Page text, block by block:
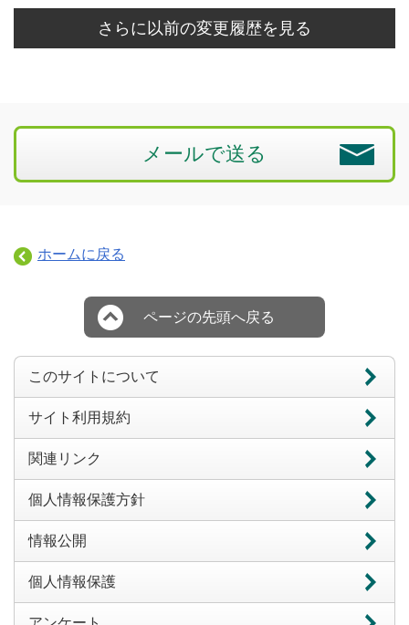
さらに以前の変更履歴を見る
メールで送る
ホームに戻る
ページの先頭へ戻る
このサイトについて
サイト利用規約
関連リンク
個人情報保護方針
情報公開
個人情報保護